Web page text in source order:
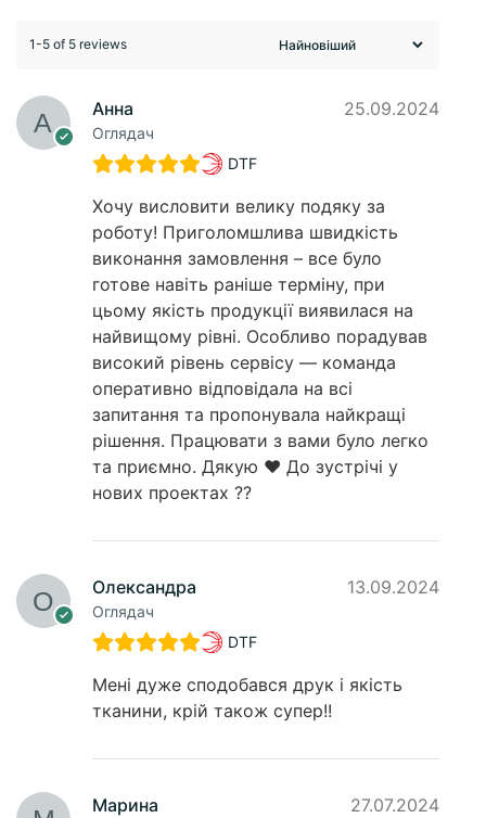
1-5 of 5 reviews
Анна
Оглядач
25.09.2024
DTF
Хочу висловити велику подяку за
роботу! Приголомшлива швидкість
виконання замовлення – все було
готове навіть раніше терміну, при
цьому якість продукції виявилася на
найвищому рівні. Особливо порадував
високий рівень сервісу — команда
оперативно відповідала на всі
запитання та пропонувала найкращі
рішення. Працювати з вами було легко
та приємно. Дякую ❤️ До зустрічі у
нових проектах ??
Олександра
Оглядач
13.09.2024
DTF
Мені дуже сподобався друк і якість
тканини, крій також супер!!
Марина 27.07.2024